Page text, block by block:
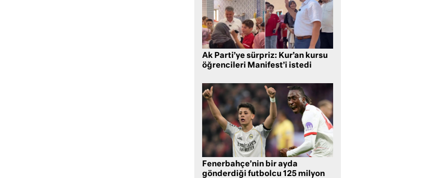
Ak Parti’ye sürpriz: Kur’an kursu
öğrencileri Manifest’i istedi
Fenerbahçe’nin bir ayda
gönderdiği futbolcu 125 milyon